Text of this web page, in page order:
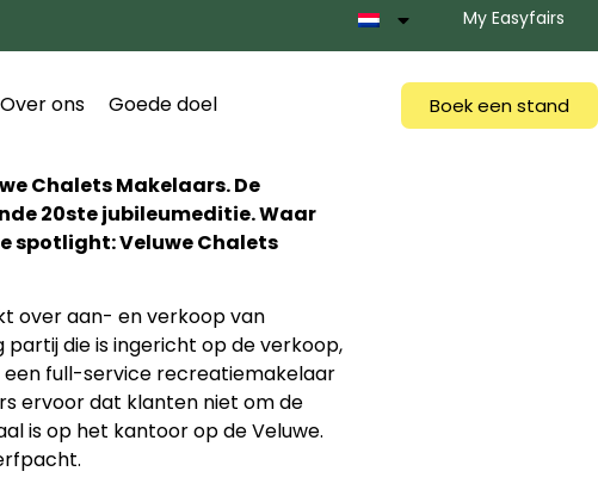
My Easyfairs
Over ons Goede doel Boek een stand
Chalets Makelaars. De
20ste jubileumeditie. Waar
spotlight: Veluwe Chalets
over aan- en verkoop van
die is ingericht op de verkoop,
een full-service recreatiemakelaar
ervoor dat klanten niet om de
is op het kantoor op de Veluwe.